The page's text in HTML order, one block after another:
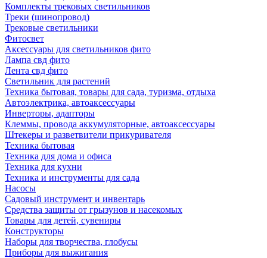
Комплекты трековых светильников
Треки (шинопровод)
Трековые светильники
Фитосвет
Аксессуары для светильников фито
Лампа свд фито
Лента свд фито
Светильник для растений
Техника бытовая, товары для сада, туризма, отдыха
Автоэлектрика, автоаксессуары
Инверторы, адапторы
Клеммы, провода аккумуляторные, автоаксессуары
Штекеры и разветвители прикуривателя
Техника бытовая
Техника для дома и офиса
Техника для кухни
Техника и инструменты для сада
Насосы
Садовый инструмент и инвентарь
Средства защиты от грызунов и насекомых
Товары для детей, сувениры
Конструкторы
Наборы для творчества, глобусы
Приборы для выжигания